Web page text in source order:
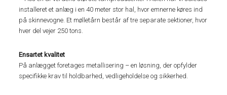
installeret et anlæg i en 40 meter stor hal, hvor emnerne køres ind
på skinnevogne. Et mølletårn består af tre separate sektioner, hvor
hver del vejer 250 tons.
Ensartet kvalitet
På anlægget foretages metallisering – en løsning, der opfylder
specifikke krav til holdbarhed, vedligeholdelse og sikkerhed.